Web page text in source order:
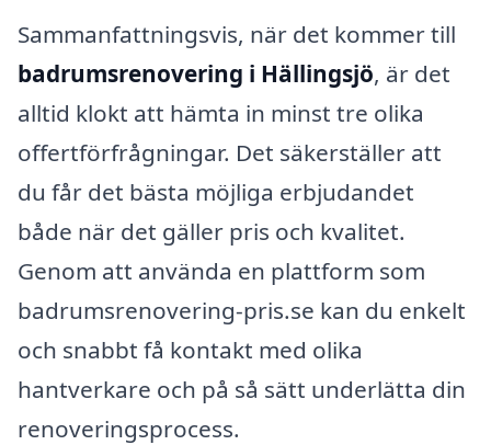
Sammanfattningsvis, när det kommer till
badrumsrenovering i Hällingsjö, är det
alltid klokt att hämta in minst tre olika
offertförfrågningar. Det säkerställer att
du får det bästa möjliga erbjudandet
både när det gäller pris och kvalitet.
Genom att använda en plattform som
badrumsrenovering-pris.se kan du enkelt
och snabbt få kontakt med olika
hantverkare och på så sätt underlätta din
renoveringsprocess.